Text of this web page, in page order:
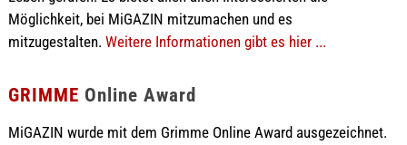
Möglichkeit, bei MiGAZIN mitzumachen und es
mitzugestalten. Weitere Informationen gibt es hier ...
GRIMME Online Award
MiGAZIN wurde mit dem Grimme Online Award ausgezeichnet.